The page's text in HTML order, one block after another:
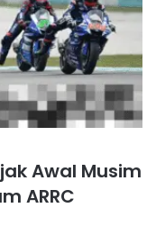
Awal Musim
ARRC